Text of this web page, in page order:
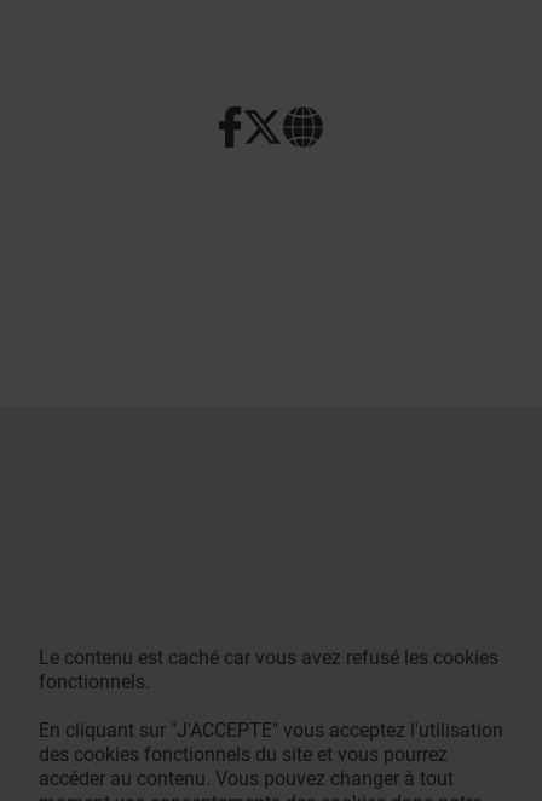
Le contenu est caché car vous avez refusé les cookies
fonctionnels.
En cliquant sur "J'ACCEPTE" vous acceptez l'utilisation
des cookies fonctionnels du site et vous pourrez
accéder au contenu. Vous pouvez changer à tout